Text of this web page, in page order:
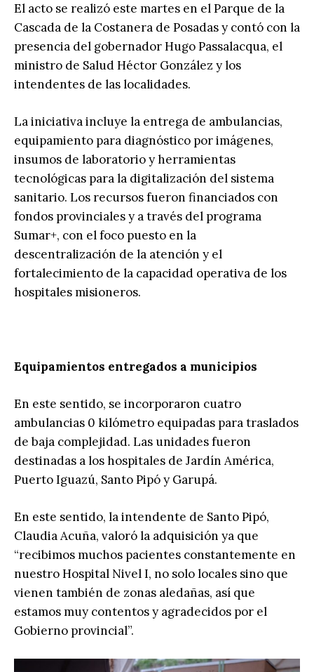
El acto se realizó este martes en el Parque de la
Cascada de la Costanera de Posadas y contó con la
presencia del gobernador Hugo Passalacqua, el
ministro de Salud Héctor González y los
intendentes de las localidades.
La iniciativa incluye la entrega de ambulancias,
equipamiento para diagnóstico por imágenes,
insumos de laboratorio y herramientas
tecnológicas para la digitalización del sistema
sanitario. Los recursos fueron financiados con
fondos provinciales y a través del programa
Sumar+, con el foco puesto en la
descentralización de la atención y el
fortalecimiento de la capacidad operativa de los
hospitales misioneros.
Equipamientos entregados a municipios
En este sentido, se incorporaron cuatro
ambulancias 0 kilómetro equipadas para traslados
de baja complejidad. Las unidades fueron
destinadas a los hospitales de Jardín América,
Puerto Iguazú, Santo Pipó y Garupá.
En este sentido, la intendente de Santo Pipó,
Claudia Acuña, valoró la adquisición ya que
“recibimos muchos pacientes constantemente en
nuestro Hospital Nivel I, no solo locales sino que
vienen también de zonas aledañas, así que
estamos muy contentos y agradecidos por el
Gobierno provincial”.